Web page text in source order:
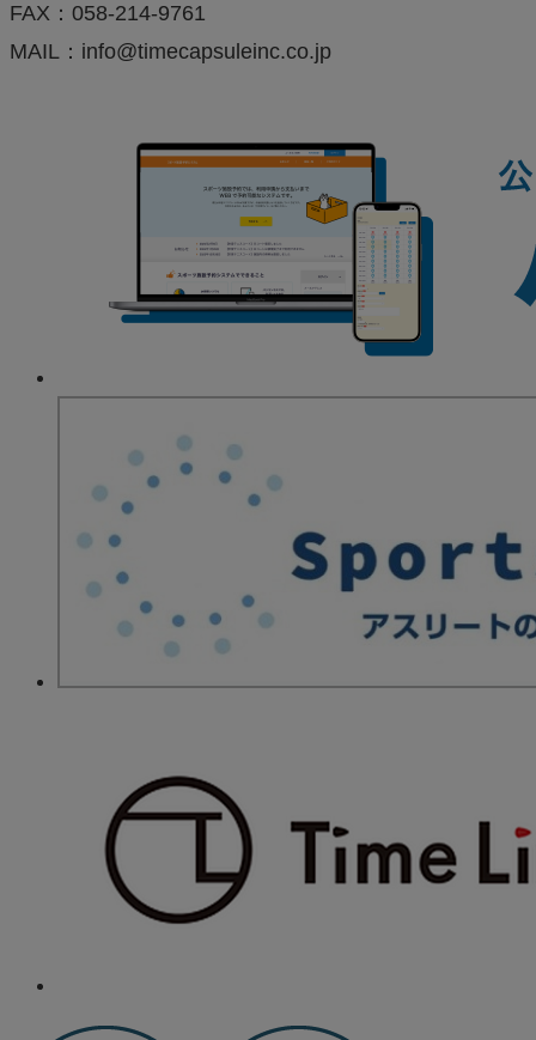
FAX：058-214-9761
MAIL：info@timecapsuleinc.co.jp